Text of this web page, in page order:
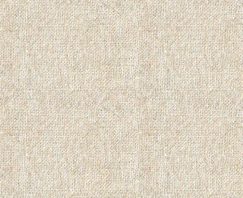
มวเหมียว (ตุ๊กตาถุงเท้า)
ครอบครัวนกฮูก
น้องหูมพวงกุญแจ
กระเป๋าหมู 3 สี
ชว์ของ...(ตุ๊กตาถุงเท้า)